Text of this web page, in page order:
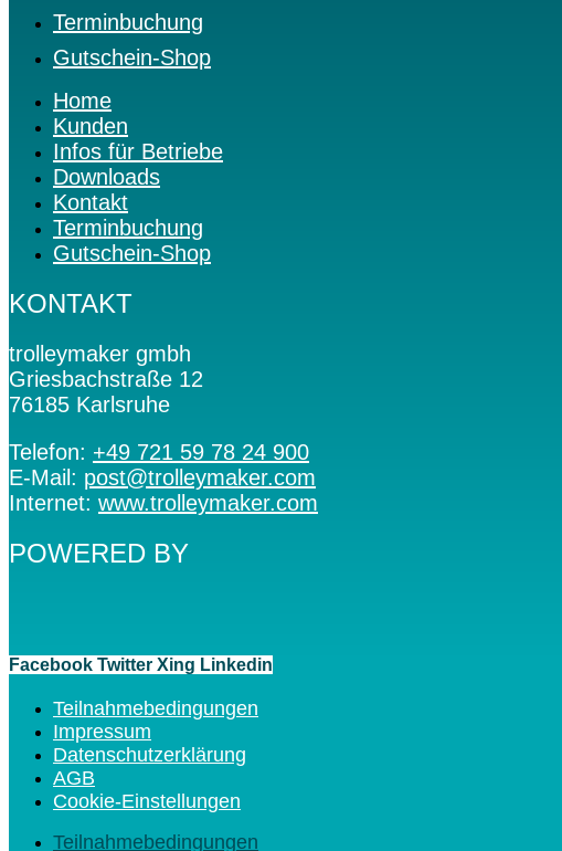
Terminbuchung
Gutschein-Shop
Home
Kunden
Infos für Betriebe
Downloads
Kontakt
Terminbuchung
Gutschein-Shop
KONTAKT
trolleymaker gmbh
Griesbachstraße 12
76185 Karlsruhe
Telefon: +49 721 59 78 24 900
E-Mail: post@trolleymaker.com
Internet: www.trolleymaker.com
POWERED BY
Facebook Twitter Xing Linkedin
Teilnahmebedingungen
Impressum
Datenschutzerklärung
AGB
Cookie-Einstellungen
Teilnahmebedingungen